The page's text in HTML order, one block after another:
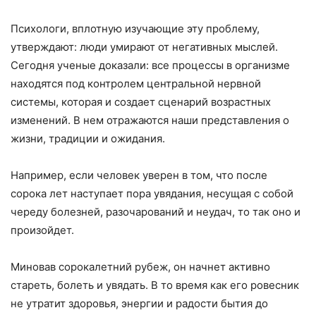
Психологи, вплотную изучающие эту проблему,
утверждают: люди умирают от негативных мыслей.
Сегодня ученые доказали: все процессы в организме
находятся под контролем центральной нервной
системы, которая и создает сценарий возрастных
изменений. В нем отражаются наши представления о
жизни, традиции и ожидания.
Например, если человек уверен в том, что после
сорока лет наступает пора увядания, несущая с собой
череду болезней, разочарований и неудач, то так оно и
произойдет.
Миновав сорокалетний рубеж, он начнет активно
стареть, болеть и увядать. В то время как его ровесник
не утратит здоровья, энергии и радости бытия до